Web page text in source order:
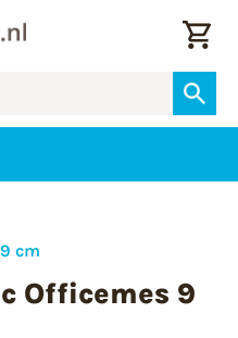
cm
Officemes 9